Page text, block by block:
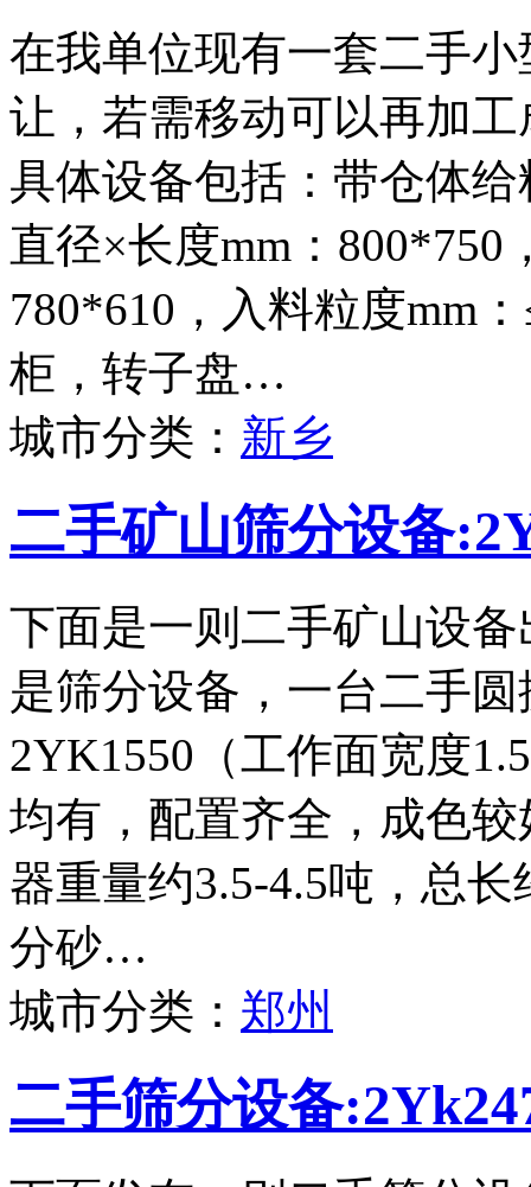
在我单位现有一套二手
让，若需移动可以再加
具体设备包括：带仓体
直径×长度mm：
780*610，入料粒度mm
柜，转子盘…
城市分类： 新乡
二手矿山筛分设备
下面是一则二手矿山设
是筛分设备，一台二手
2YK1550（工作面宽度
均有，配置齐全，成色
器重量约3.5-4.5吨，总
分砂…
城市分类： 郑州
二手筛分设备